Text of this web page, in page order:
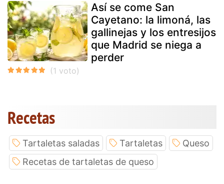
Así se come San
Cayetano: la limoná, las
gallinejas y los entresijos
que Madrid se niega a
perder
Recetas
Tartaletas saladas Tartaletas
Queso
Recetas de tartaletas de queso